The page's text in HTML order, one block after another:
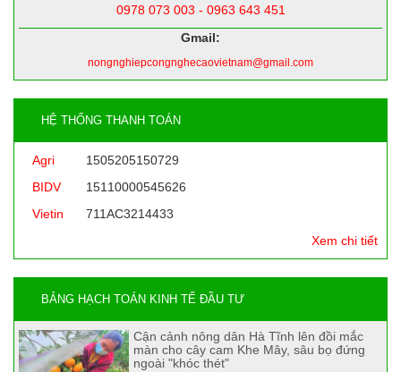
0978 073 003 - 0963 643 451
Gmail:
nongnghiepcongnghecaovietnam@gmail.com
HỆ THỐNG THANH TOÁN
Agri
1505205150729
BIDV
15110000545626
Vietin
711AC3214433
Xem chi tiết
BẢNG HẠCH TOÁN KINH TẾ ĐẦU TƯ
Cận cảnh nông dân Hà Tĩnh lên đồi mắc
màn cho cây cam Khe Mây, sâu bọ đứng
ngoài "khóc thét"